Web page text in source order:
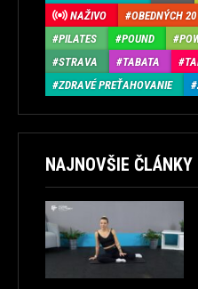
NAŽIVO
OBEDNÝCH 20
PILATES
POUND
STRAVA
TABATA
ZDRAVÉ PREŤAHOVANIE
NAJNOVŠIE ČLÁNKY